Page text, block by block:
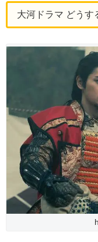
大河ドラマ どうす